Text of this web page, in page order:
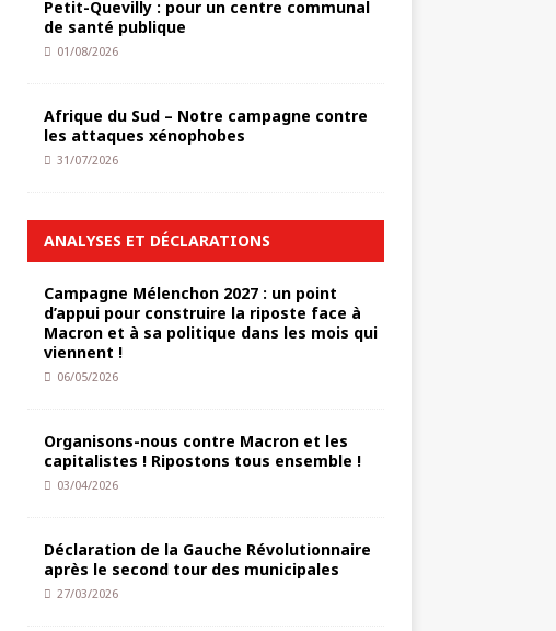
Petit-Quevilly : pour un centre communal
de santé publique
01/08/2026
Afrique du Sud – Notre campagne contre
les attaques xénophobes
31/07/2026
ANALYSES ET DÉCLARATIONS
Campagne Mélenchon 2027 : un point
d’appui pour construire la riposte face à
Macron et à sa politique dans les mois qui
viennent !
06/05/2026
Organisons-nous contre Macron et les
capitalistes ! Ripostons tous ensemble !
03/04/2026
Déclaration de la Gauche Révolutionnaire
après le second tour des municipales
27/03/2026